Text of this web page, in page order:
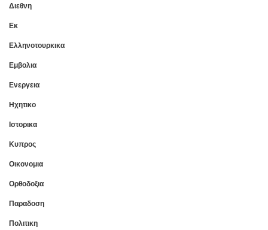
Διεθνη
Εκ
Ελληνοτουρκικα
Εμβολια
Ενεργεια
Ηχητικο
Ιστορικα
Κυπρος
Οικονομια
Ορθοδοξια
Παραδοση
Πολιτικη